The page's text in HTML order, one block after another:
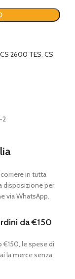
CS 2600 TES CS
in tutta
disposizione per
via WhatsApp.
da €150
le spese di
la merce senza